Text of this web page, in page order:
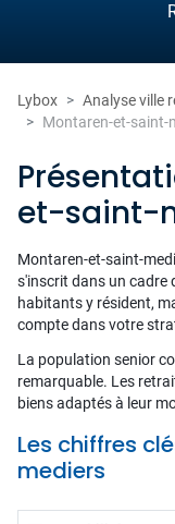
Lybox Analyse ville
Montaren-et-saint-
et-saint-
Montaren-et-saint-
s'inscrit dans un cadre
habitants y résident,
compte dans votre
La population senior
remarquable. Les
biens adaptés à leur
Les chiffres
mediers